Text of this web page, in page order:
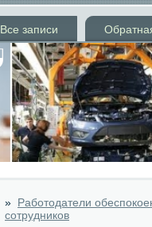
Все записи
» Работодатели
сотрудников